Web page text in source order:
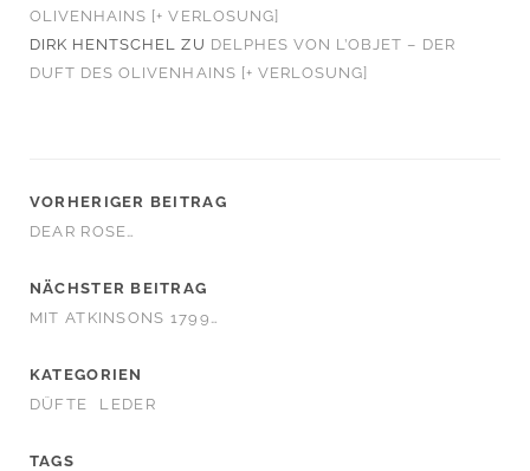
OLIVENHAINS [+ VERLOSUNG]
DIRK HENTSCHEL
ZU DELPHES VON L’OBJET – DER
DUFT DES OLIVENHAINS [+ VERLOSUNG]
VORHERIGER BEITRAG
DEAR ROSE…
NÄCHSTER BEITRAG
MIT ATKINSONS 1799…
KATEGORIEN
DÜFTE
LEDER
TAGS